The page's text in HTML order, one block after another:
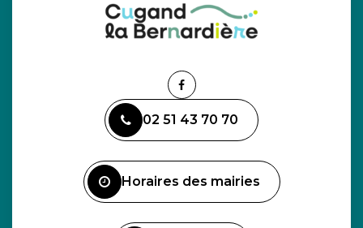
Lien
le
compte
02 51 43 70 70
Horaires des mairies